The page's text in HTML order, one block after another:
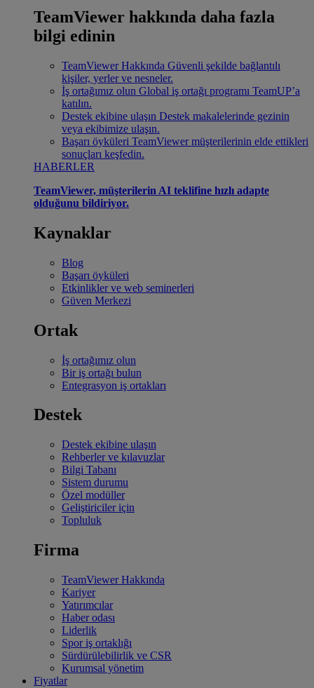
TeamViewer hakkında daha fazla
bilgi edinin
TeamViewer Hakkında Güvenli şekilde bağlantılı
kişiler, yerler ve nesneler.
İş ortağımız olun Global iş ortağı programı TeamUP’a
katılın.
Destek ekibine ulaşın Destek makalelerinde gezinin
veya ekibimize ulaşın.
Başarı öyküleri TeamViewer müşterilerinin elde ettikleri
sonuçları keşfedin.
HABERLER
TeamViewer, müşterilerin AI teklifine hızlı adapte
olduğunu bildiriyor.
Kaynaklar
Blog
Başarı öyküleri
Etkinlikler ve web seminerleri
Güven Merkezi
Ortak
İş ortağımız olun
Bir iş ortağı bulun
Entegrasyon iş ortakları
Destek
Destek ekibine ulaşın
Rehberler ve kılavuzlar
Bilgi Tabanı
Sistem durumu
Özel modüller
Geliştiriciler için
Topluluk
Firma
TeamViewer Hakkında
Kariyer
Yatırımcılar
Haber odası
Liderlik
Spor iş ortaklığı
Sürdürülebilirlik ve CSR
Kurumsal yönetim
Fiyatlar